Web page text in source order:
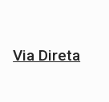
Via Direta